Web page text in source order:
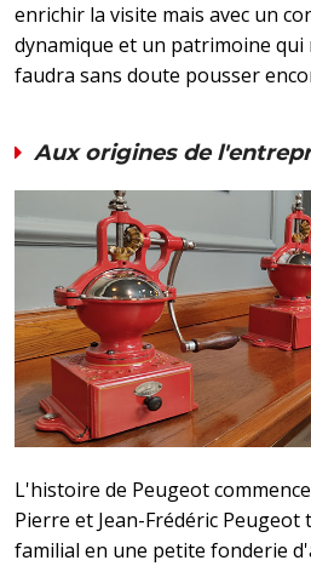
enrichir la visite mais avec un
dynamique et un patrimoine qui
faudra sans doute pousser
Aux origines de
L'histoire de Peugeot
Pierre et Jean-Frédéric
familial en une petite fonderie